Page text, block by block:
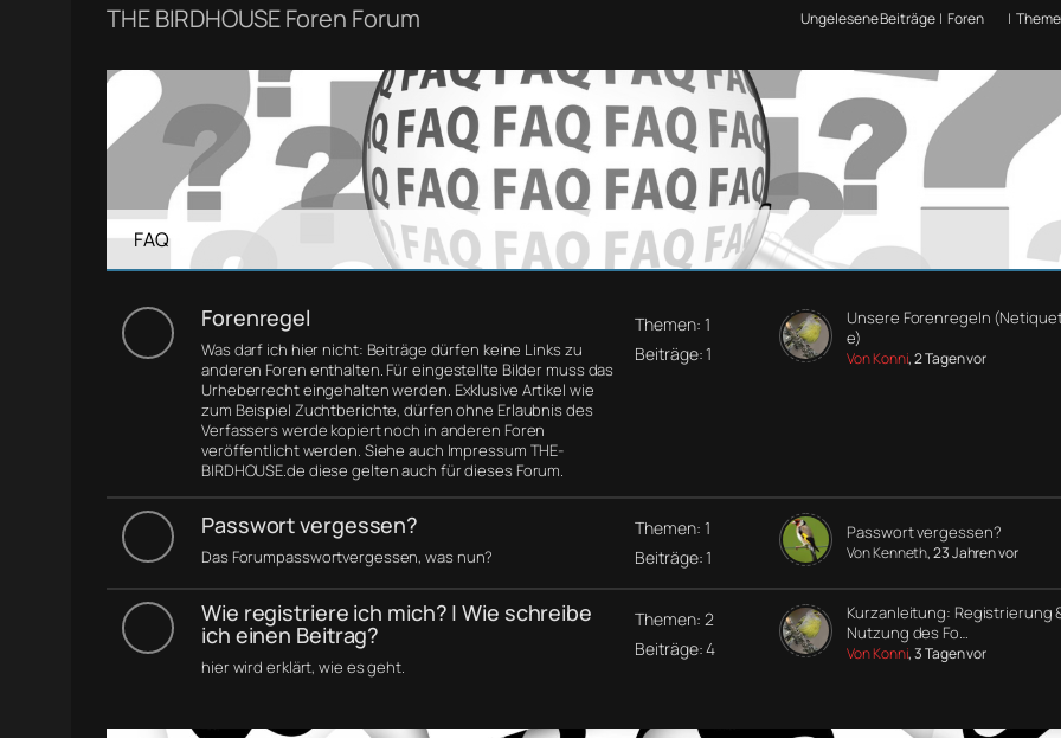
THE BIRDHOUSE Foren Forum Ungelesene Beiträge | Foren |
FAQ
Forenregel
Was darf ich hier nicht: Beiträge dürfen keine Links zu
anderen Foren enthalten. Für eingestellte Bilder muss das
Urheberrecht eingehalten werden. Exklusive Artikel wie
zum Beispiel Zuchtberichte, dürfen ohne Erlaubnis des
Verfassers werde kopiert noch in anderen Foren
veröffentlicht werden. Siehe auch Impressum THE-
BIRDHOUSE.de diese gelten auch für dieses Forum.
Themen: 1
Beiträge: 1
Unsere Forenregeln
e)
Von Konni, 2 Tagen vor
Passwort vergessen?
Das Forumpasswortvergessen, was nun?
Themen: 1
Beiträge: 1
Passwort vergessen?
Von Kenneth, 23 Jahren vor
Wie registriere ich mich? | Wie schreibe
ich einen Beitrag?
hier wird erklärt, wie es geht.
Themen: 2
Beiträge: 4
Kurzanleitung: Registrierung
Nutzung des Fo…
Von Konni, 3 Tagen vor